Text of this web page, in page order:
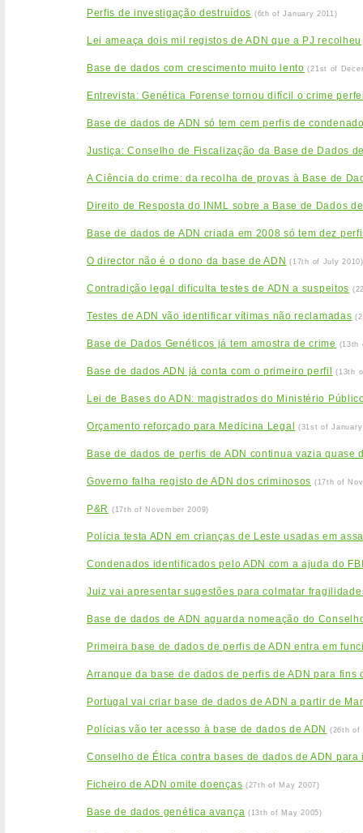
Perfis de investigação destruídos (6th of January 2011)
Lei ameaça dois mil registos de ADN que a PJ recolheu
Base de dados com crescimento muito lento (21st of
Entrevista: Genética Forense tornou difícil o crime
Base de dados de ADN só tem cem perfis de
Justiça: Conselho de Fiscalização da Base de Dados
A Ciência do crime: da recolha de provas à Base de
Direito de Resposta do INML sobre a Base de Dados
Base de dados de ADN criada em 2008 só tem dez
O director não é o dono da base de ADN (17th of July 2010)
Contradição legal dificulta testes de ADN a suspeitos
Testes de ADN vão identificar vítimas não reclamadas
Base de Dados Genéticos já tem amostra de crime (13th
Base de dados ADN já conta com o primeiro perfil (13th
Lei de Bases do ADN: magistrados do Ministério
Orçamento reforçado para Medicina Legal (31st of
Base de dados de perfis de ADN continua vazia quase
Governo falha registo de ADN dos criminosos (17th of
P&R (17th of November 2009)
Polícia testa ADN em crianças de Leste usadas em
Condenados identificados pelo ADN com a ajuda do
Juiz vai apresentar sugestões para colmatar
Base de dados de ADN aguarda nomeação do
Primeira base de dados de perfis de ADN entra em
Arranque da base de dados de perfis de ADN para
Portugal vai criar base de dados de ADN a partir de
Polícias vão ter acesso à base de dados de ADN (26th of
Conselho de Ética contra bases de dados de ADN
Ficheiro de ADN omite doenças (27th of May 2007)
Base de dados genética avança (13th of May 2005)